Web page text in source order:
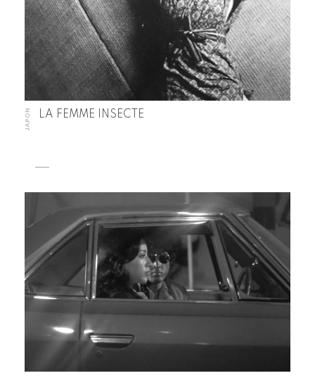
JAPON LA FEMME INSECTE